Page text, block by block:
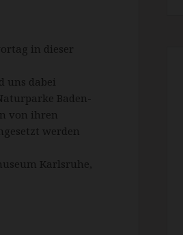
in dieser
uns dabei
Baden-
von ihren
werden
Karlsruhe,